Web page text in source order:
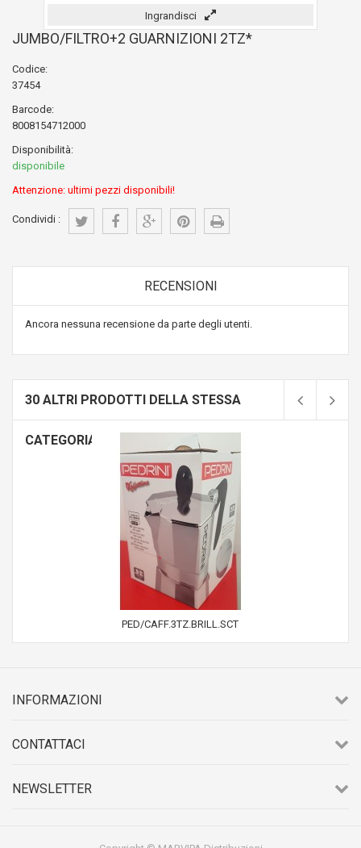
Ingrandisci
JUMBO/FILTRO+2 GUARNIZIONI 2TZ*
Codice:
37454
Barcode:
8008154712000
Disponibilità:
disponibile
Attenzione: ultimi pezzi disponibili!
Condividi :
RECENSIONI
Ancora nessuna recensione da parte degli utenti.
30 ALTRI PRODOTTI DELLA STESSA
CATEGORIA:
PED/CAFF.3TZ.BRILL.SCT
INFORMAZIONI
CONTATTACI
NEWSLETTER